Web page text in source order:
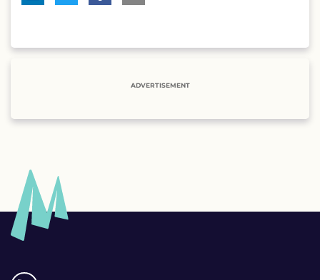
ADVERTISEMENT